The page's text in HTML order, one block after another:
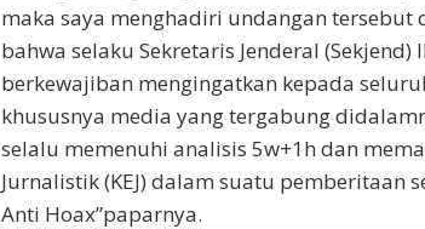
maka saya menghadiri undangan tersebut
bahwa selaku Sekretaris Jenderal (Sekjend)
berkewajiban mengingatkan kepada
khususnya media yang tergabung
selalu memenuhi analisis 5w+1h dan
Jurnalistik (KEJ) dalam suatu pemberitaan
Anti Hoax”paparnya.